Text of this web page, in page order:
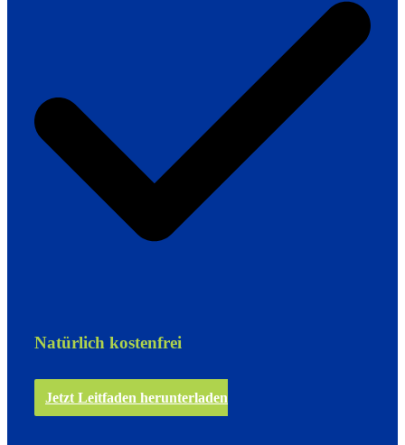
Natürlich kostenfrei
Jetzt Leitfaden herunterladen